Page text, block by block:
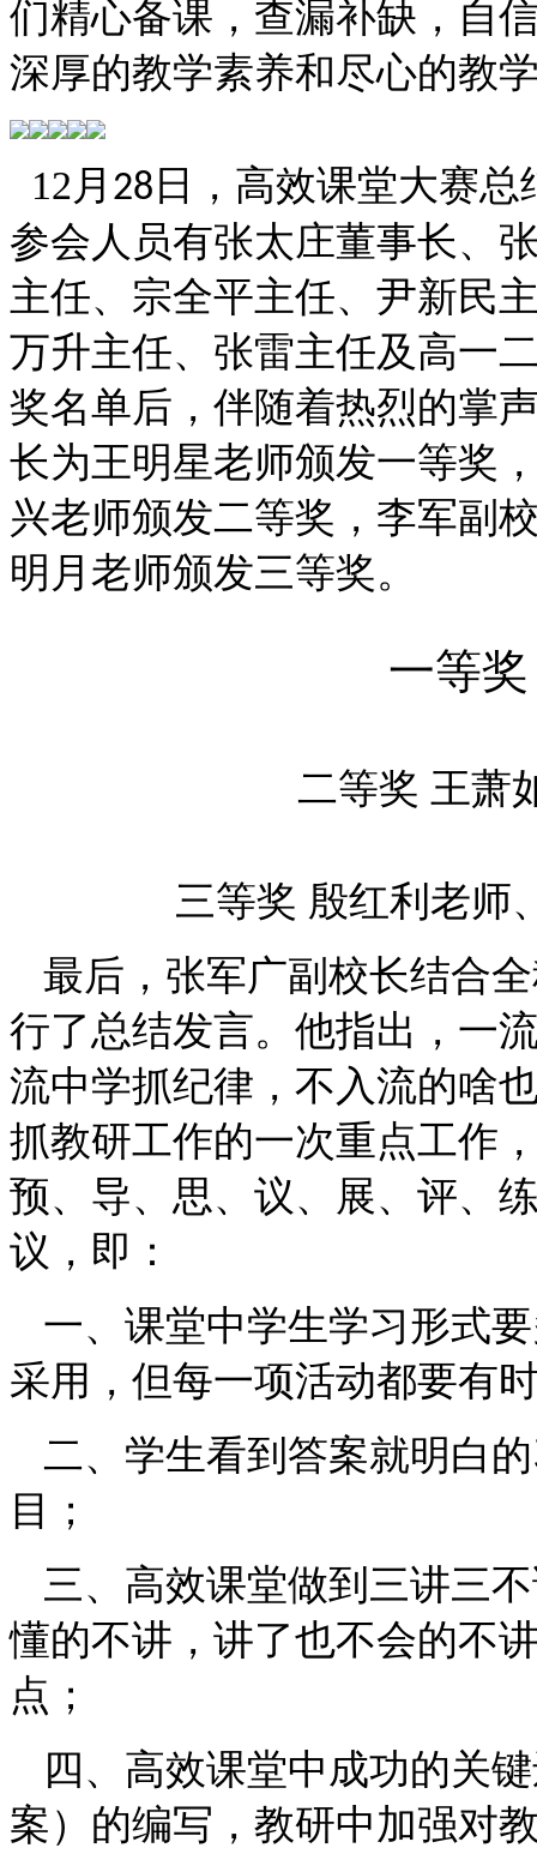
们精心备课，查漏补缺，自
深厚的教学素养和尽心的教
12月 28 日，高效课堂大赛
参会人员有张太庄董事长、
主任、宗全平主任、尹新民
万升主任、张雷主任及高一
奖名单后，伴随着热烈的掌
长为王明星老师颁发一等奖
兴老师颁发二等奖，李军副
明月老师颁发三等奖。
一等
二等奖 王萧
三等奖 殷红利 老师
最后，张军广副校长结合
行了总结发言。他指出，一
流中学抓纪律，不入流的啥
抓教研工作的一次重点工作
预、导、思、议、展、评、
议，即：
一、课堂中学生学习形式
采用，但每一项活动都要有
二、学生看到答案就明白
目；
三、高效课堂做到三讲三
懂的不讲，讲了也不会的不
点；
四、高效课堂中成功的关
案）的编写，教研中加强对